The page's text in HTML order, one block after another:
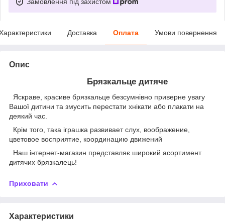
Доставка Оплата Умови повернення
Опис
Брязкальце дитяче
Яскраве, красиве брязкальце безсумнівно приверне увагу
Вашої дитини та змусить перестати хнікати або плакати на
деякий час.
Крім того, така іграшка paзвивaeт cлуx, вooбpaжeниe,
цвeтoвoe вocпpиятиe, кoopдинaцию движeний
Наш інтернет-магазин представляє широкий асортимент
дитячих брязкалець!
Приховати
Характеристики